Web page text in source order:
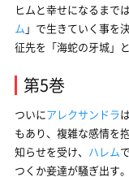
ヒムと幸せになるまで
ム 」で生きていく事を
征先を「海蛇の牙城」
第5巻
ついにアレクサンドラ
もあり、複雑な感情を
知らせを受け、
ハレム
つくか妾達が騒ぎ出す。